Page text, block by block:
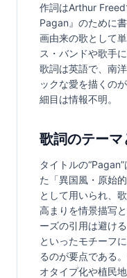
作詞はArthur
Pagan』のために
画由来の歌として
ス・バンドや歌手
歌詞は英語で、南
ックな愛を描くの
細目は情報不明。
歌詞のテーマ
タイトルの
た「異国風・原始
として用いられ、
高まりを情景描写
ーズの引用は避け
といったモチーフ
るのが要点である
オタイプ化や植民